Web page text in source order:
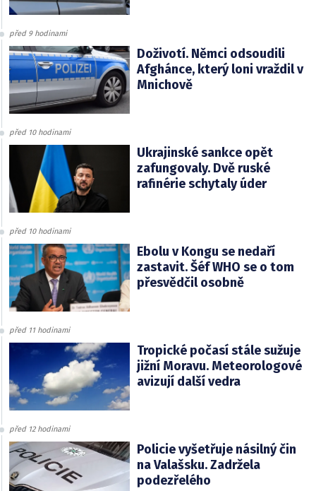
před 9 hodinami
Doživotí. Němci odsoudili
Afghánce, který loni vraždil v
Mnichově
před 10 hodinami
Ukrajinské sankce opět
zafungovaly. Dvě ruské
rafinérie schytaly úder
před 10 hodinami
Ebolu v Kongu se nedaří
zastavit. Šéf WHO se o tom
přesvědčil osobně
před 11 hodinami
Tropické počasí stále sužuje
jižní Moravu. Meteorologové
avizují další vedra
před 12 hodinami
Policie vyšetřuje násilný čin
na Valašsku. Zadržela
podezřelého